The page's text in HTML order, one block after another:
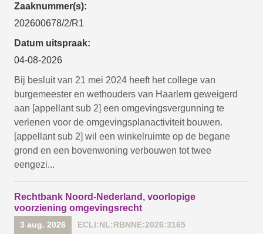
Zaaknummer(s):
202600678/2/R1
Datum uitspraak:
04-08-2026
Bij besluit van 21 mei 2024 heeft het college van
burgemeester en wethouders van Haarlem geweigerd
aan [appellant sub 2] een omgevingsvergunning te
verlenen voor de omgevingsplanactiviteit bouwen.
[appellant sub 2] wil een winkelruimte op de begane
grond en een bovenwoning verbouwen tot twee
eengezi...
Rechtbank Noord-Nederland, voorlopige
voorziening omgevingsrecht
3 aug. 2026 ECLI:NL:RBNNE:2026:3165